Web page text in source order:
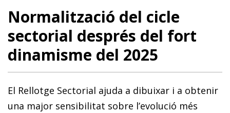
Normalització del cicle
sectorial després del fort
dinamisme del 2025
El Rellotge Sectorial ajuda a dibuixar i a obtenir
una major sensibilitat sobre l’evolució més